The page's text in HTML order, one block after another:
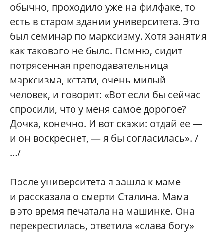
обычно, проходило уже на филфаке, то
есть в старом здании университета. Это
был семинар по марксизму. Хотя занятия
как такового не было. Помню, сидит
потрясенная преподавательница
марксизма, кстати, очень милый
человек, и говорит: «Вот если бы сейчас
спросили, что у меня самое дорогое?
Дочка, конечно. И вот скажи: отдай ее —
и он воскреснет, — я бы согласилась». /
…/
После университета я зашла к маме
и рассказала о смерти Сталина. Мама
в это время печатала на машинке. Она
перекрестилась, ответила «слава богу»